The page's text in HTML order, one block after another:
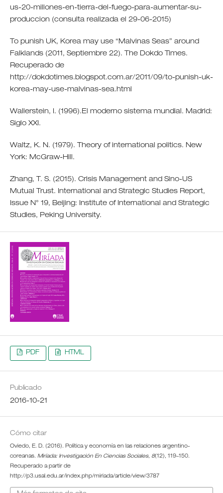
us-20-millones-en-tierra-del-fuego-para-aumentar-su-
produccion (consulta realizada el 29-06-2015)
To punish UK, Korea may use “Malvinas Seas” around
Falklands (2011, Septiembre 22). The Dokdo Times.
Recuperado de
http://dokdotimes.blogspot.com.ar/2011/09/to-punish-uk-
korea-may-use-malvinas-sea.html
Wallerstein, I. (1996).El moderno sistema mundial. Madrid:
Siglo XXI.
Waltz, K. N. (1979). Theory of international politics. New
York: McGraw-Hill.
Zhang, T. S. (2015). Crisis Management and Sino-US
Mutual Trust. International and Strategic Studies Report,
Issue N° 19, Beijing: Institute of International and Strategic
Studies, Peking University.
PDF HTML
Publicado
2016-10-21
Cómo citar
Oviedo, E. D. (2016). Política y economía en las relaciones argentino-
coreanas. Miríada: Investigación En Ciencias Sociales, 8(12), 119–150.
Recuperado a partir de
http://p3.usal.edu.ar/index.php/miriada/article/view/3787